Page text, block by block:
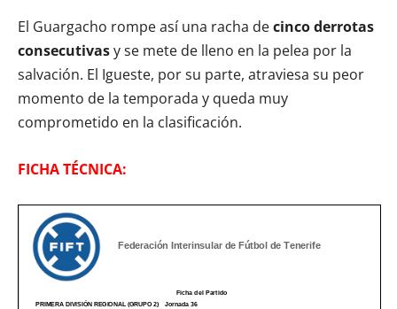
El Guargacho rompe así una racha decinco derrotas
consecutivasy se mete de lleno en la pelea por la
salvación. El Igueste, por su parte, atraviesa su peor
momento de la temporada y queda muy
comprometido en la clasificación.
FICHA TÉCNICA: